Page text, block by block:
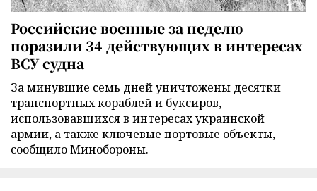
Российские военные за неделю
поразили 34 действующих в интересах
ВСУ судна
За минувшие семь дней уничтожены десятки
транспортных кораблей и буксиров,
использовавшихся в интересах украинской
армии, а также ключевые портовые объекты,
сообщило Минобороны.